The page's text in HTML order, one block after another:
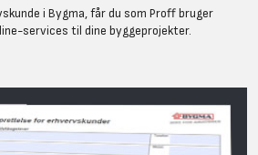
i Bygma, får du som Proff bruger
services til dine byggeprojekter.